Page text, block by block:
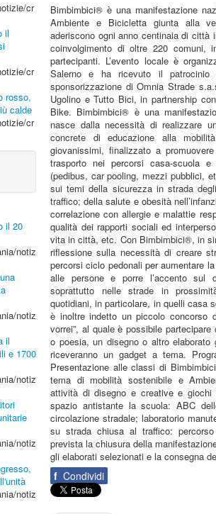
cr
il
cr
rosso,
calde
cr
il 20
notiz
notiz
il
e 1700
notiz
notiz
notiz
Bimbimbici® è una manifestazione
Ambiente e Bicicletta giunta alla
aderiscono ogni anno centinaia di città
coinvolgimento di oltre 220
partecipanti. L’evento locale è
Salerno e ha ricevuto il
sponsorizzazione di Omnia Strade
Ugolino e Tutto Bici, in partnership
Bike. Bimbimbici® è una
nasce dalla necessità di realizzare
concrete di educazione alla
giovanissimi, finalizzato a
trasporto nei percorsi casa-scuola
(pedibus, car pooling, mezzi pubblici,
sui temi della sicurezza in strada
traffico; della salute e obesità
correlazione con allergie e malattie
qualità dei rapporti sociali ed
vita in città, etc. Con Bimbimbici®, in
riflessione sulla necessità di creare
percorsi ciclo pedonali per aumentare
alle persone e porre l’accento sul
soprattutto nelle strade in
quotidiani, in particolare, in quelli casa
è inoltre indetto un piccolo concorso
vorrei”, al quale è possibile
o poesia, un disegno o altro
riceveranno un gadget a tema.
Presentazione alle classi di
tema di mobilità sostenibile e
attività di disegno e creative e
spazio antistante la scuola: ABC
circolazione stradale; laboratorio
su strada chiusa al traffico:
prevista la chiusura della
gli elaborati selezionati e la consegna
f Condividi